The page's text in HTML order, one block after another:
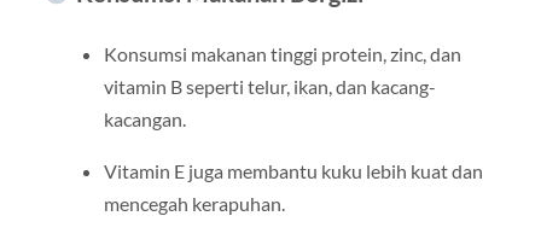
Konsumsi makanan tinggi protein, zinc, dan
vitamin B seperti telur, ikan, dan kacang-
kacangan.
Vitamin E juga membantu kuku lebih kuat dan
mencegah kerapuhan.